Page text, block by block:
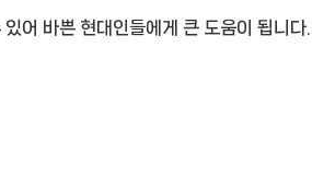
어 바쁜 현대인들에게 큰 도움이 됩니다.